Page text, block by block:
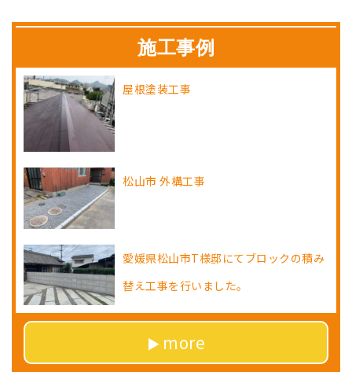
施工事例
屋根塗装工事
松山市 外構工事
愛媛県松山市T様邸にてブロックの積み
替え工事を行いました。
more